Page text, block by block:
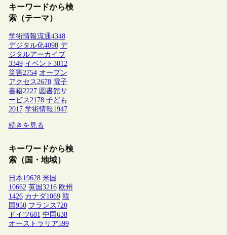
キーワードから検
索（テーマ）
学術情報流通4348
デジタル化4098 デ
ジタルアーカイブ
3349 イベント 3012
災害2754 オープン
アクセス2678 電子
書籍2227 図書館サ
ービス2178 子ども
2017 学術情報1947
続きを見る
キーワードから検
索（国・地域）
日本19628 米国
10662 英国 3216 欧州
1426 カナダ1069 韓
国 950 フランス 720
ドイツ681 中国 638
オーストラリア599